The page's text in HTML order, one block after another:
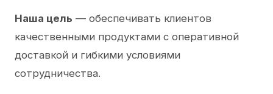
Наша цель — обеспечивать клиентов
качественными продуктами с оперативной
доставкой и гибкими условиями
сотрудничества.